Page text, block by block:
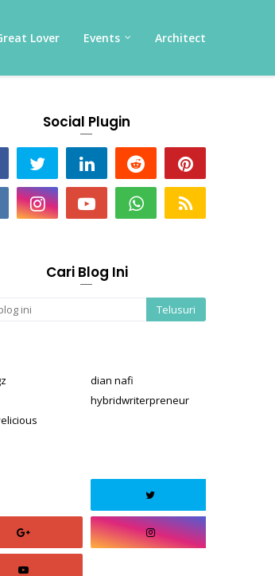
Lover Events Architect
Social Plugin
Cari Blog Ini
dian nafi
hybridwriterpreneur